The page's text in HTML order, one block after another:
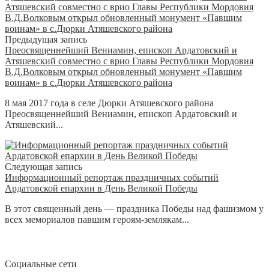
Предыдущая запись
Преосвященнейший Вениамин, епископ Ардатовский и
Атяшевский совместно с врио Главы Республики Мордовия
В.Д.Волковым открыл обновленный монумент «Павшим
воинам» в с.Дюрки Атяшевского района
8 мая 2017 года в селе Дюрки Атяшевского района
Преосвященнейший Вениамин, епископ Ардатовский и
Атяшевский...
Следующая запись
Информационный репортаж праздничных событий
Ардатовской епархии в День Великой Победы
В этот священный день — праздника Победы над фашизмом у
всех мемориалов павшим героям-землякам...
Социальные сети